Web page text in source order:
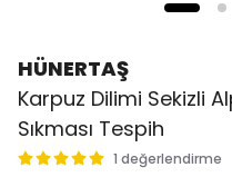
HÜNERTAŞ
Karpuz Dilimi Sekizli
Sıkması Tespih
1 değerlendirme